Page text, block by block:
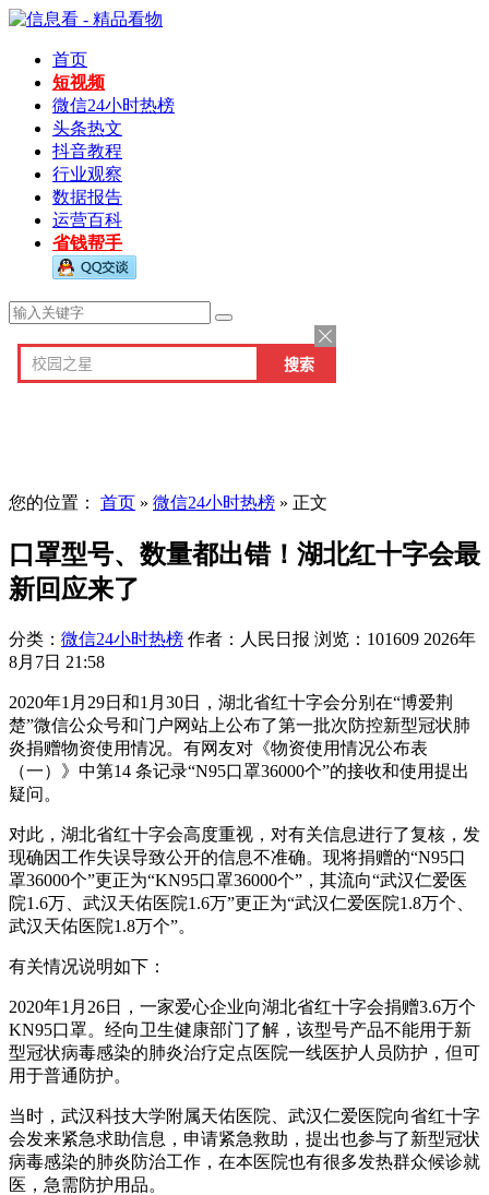
首页
短视频
微信24小时热榜
头条热文
抖音教程
行业观察
数据报告
运营百科
省钱帮手
您的位置： 首页 » 微信24小时热榜 » 正文
口罩型号、数量都出错！湖北红十字会最
新回应来了
分类： 微信24小时热榜 作者：人民日报 浏览：101609 2026年
8月7日 21:58
2020年1月29日和1月30日，湖北省红十字会分别在“博爱荆
楚”微信公众号和门户网站上公布了第一批次防控新型冠状肺
炎捐赠物资使用情况。有网友对《物资使用情况公布表
（一）》中第14 条记录“N95口罩36000个”的接收和使用提出
疑问。
对此，湖北省红十字会高度重视，对有关信息进行了复核，发
现确因工作失误导致公开的信息不准确。现将捐赠的“N95口
罩36000个”更正为“KN95口罩36000个”，其流向“武汉仁爱医
院1.6万、武汉天佑医院1.6万”更正为“武汉仁爱医院1.8万个、
武汉天佑医院1.8万个”。
有关情况说明如下：
2020年1月26日，一家爱心企业向湖北省红十字会捐赠3.6万个
KN95口罩。经向卫生健康部门了解，该型号产品不能用于新
型冠状病毒感染的肺炎治疗定点医院一线医护人员防护，但可
用于普通防护。
当时，武汉科技大学附属天佑医院、武汉仁爱医院向省红十字
会发来紧急求助信息，申请紧急救助，提出也参与了新型冠状
病毒感染的肺炎防治工作，在本医院也有很多发热群众候诊就
医，急需防护用品。